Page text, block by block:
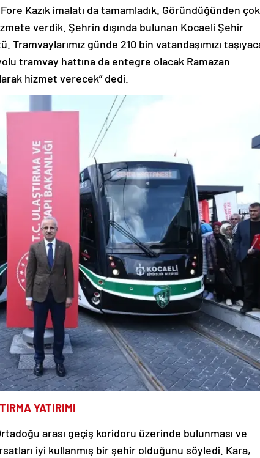
Kazık imalatı da tamamladık. Göründüğünden çok
verdik. Şehrin dışında bulunan Kocaeli Şehir
Tramvaylarımız günde 210 bin vatandaşımızı
tramvay hattına da entegre olacak Ramazan
hizmet verecek” dedi.
YATIRIMI
arası geçiş koridoru üzerinde bulunması ve
iyi kullanmış bir şehir olduğunu söyledi. Kara,